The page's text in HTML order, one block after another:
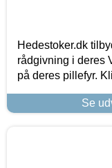
Hedestoker.dk
rådgivning i deres
på deres pillefyr.
Se